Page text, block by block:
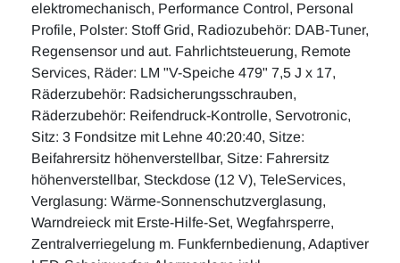
elektromechanisch, Performance Control, Personal
Profile, Polster: Stoff Grid, Radiozubehör: DAB-Tuner,
Regensensor und aut. Fahrlichtsteuerung, Remote
Services, Räder: LM "V-Speiche 479" 7,5 J x 17,
Räderzubehör: Radsicherungsschrauben,
Räderzubehör: Reifendruck-Kontrolle, Servotronic,
Sitz: 3 Fondsitze mit Lehne 40:20:40, Sitze:
Beifahrersitz höhenverstellbar, Sitze: Fahrersitz
höhenverstellbar, Steckdose (12 V), TeleServices,
Verglasung: Wärme-Sonnenschutzverglasung,
Warndreieck mit Erste-Hilfe-Set, Wegfahrsperre,
Zentralverriegelung m. Funkfernbedienung, Adaptiver